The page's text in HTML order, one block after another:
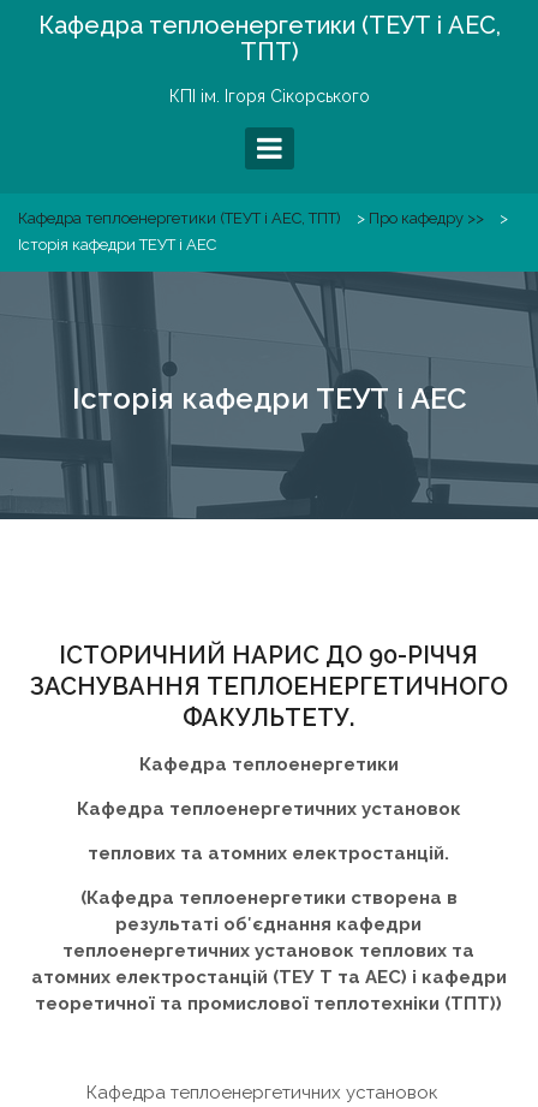
Кафедра теплоенергетики (ТЕУТ і АЕС,
ТПТ)
КПІ ім. Ігоря Сікорського
Кафедра теплоенергетики (ТЕУТ і АЕС, ТПТ) > Про кафедру >>
>
Історія кафедри ТЕУТ і АЕС
Історія кафедри ТЕУТ і АЕС
ІСТОРИЧНИЙ НАРИС ДО 90-РІЧЧЯ
ЗАСНУВАННЯ ТЕПЛОЕНЕРГЕТИЧНОГО
ФАКУЛЬТЕТУ.
Кафедра теплоенергетики
Кафедра теплоенергетичних установок
теплових та атомних електростанцій.
(Кафедра теплоенергетики створена в
результаті об′єднання кафедри
теплоенергетичних установок теплових та
атомних електростанцій (ТЕУ Т та АЕС) і кафедри
теоретичної та промислової теплотехніки (ТПТ))
Кафедра теплоенергетичних установок